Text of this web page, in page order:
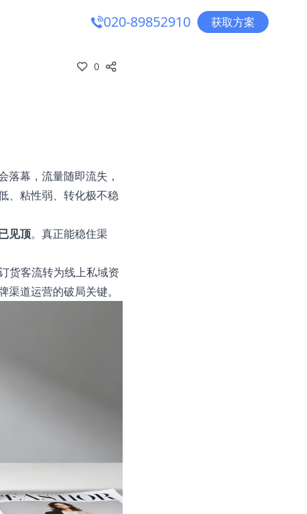
020-89852910 获取方案
0
幕，流量随即流失，
、粘性弱、转化极不稳
见顶。真正能稳住渠
货客流转为线上私域资
渠道运营的破局关键。